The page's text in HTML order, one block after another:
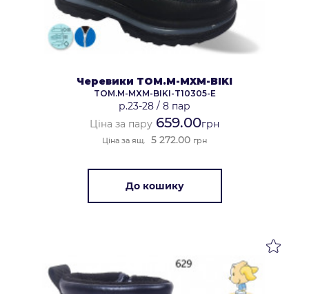
Черевики TOM.M-MXM-BIKI
TOM.M-MXM-BIKI-T10305-E
р.23-28 / 8 пар
Ціна за пару 659.00грн
Ціна за ящ. 5 272.00 грн
До кошику